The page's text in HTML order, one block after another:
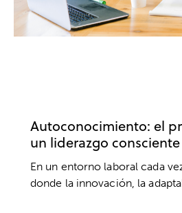
Autoconocimiento: el
un liderazgo consciente
En un entorno laboral cada
donde la innovación, la